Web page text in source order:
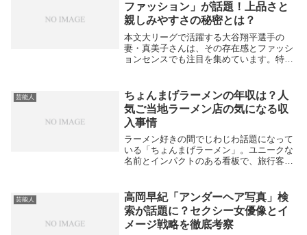
ファッション」が話題！上品さと
親しみやすさの秘密とは？
本文大リーグで活躍する大谷翔平選手の
妻・真美子さんは、その存在感とファッシ
ョンセンスでも注目を集めています。特に
感があり、多くのファンや主婦層に憧れら
れています。真...
芸能人
ちょんまげラーメンの年収は？人
気ご当地ラーメン店の気になる収
入事情
ラーメン好きの間でじわじわ話題になって
いる「ちょんまげラーメン」。ユニークな
名前とインパクトのある看板で、旅行客や
すが、ふと気になるのが経営者や店舗の年
収事情ではな...
芸能人
高岡早紀「アンダーヘア写真」検
索が話題に？セクシー女優像とイ
メージ戦略を徹底考察